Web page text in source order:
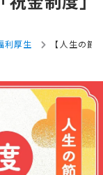
利厚生 【人生の節